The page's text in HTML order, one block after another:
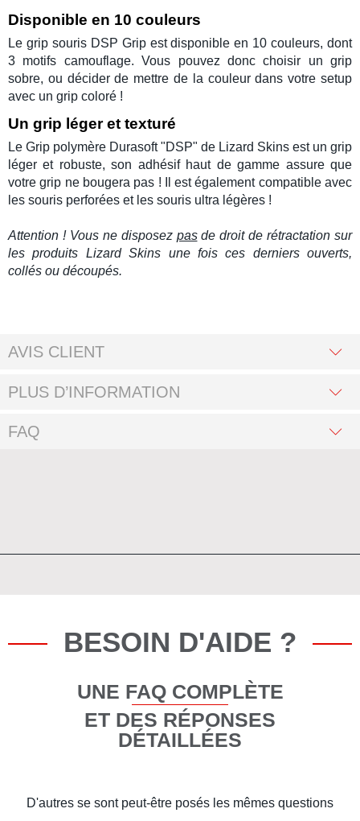
Disponible en 10 couleurs
Le grip souris DSP Grip est disponible en 10 couleurs, dont
3 motifs camouflage. Vous pouvez donc choisir un grip
sobre, ou décider de mettre de la couleur dans votre setup
avec un grip coloré !
Un grip légeret texturé
Le Grip polymère Durasoft "DSP" de Lizard Skins est un grip
léger et robuste, son adhésif haut de gamme assure que
votre grip ne bougera pas ! Il est également compatible avec
les souris perforées et les souris ultra légères !
Attention ! Vous ne disposez pasde droit de rétractation sur
les produits Lizard Skins une fois ces derniers ouverts,
collés ou découpés.
AVIS CLIENT
PLUS D’INFORMATION
FAQ
BESOIN D'AIDE ?
UNE FAQ COMPLÈTE
ET DES RÉPONSES
DÉTAILLÉES
D'autres se sont peut-être posés les mêmes questions